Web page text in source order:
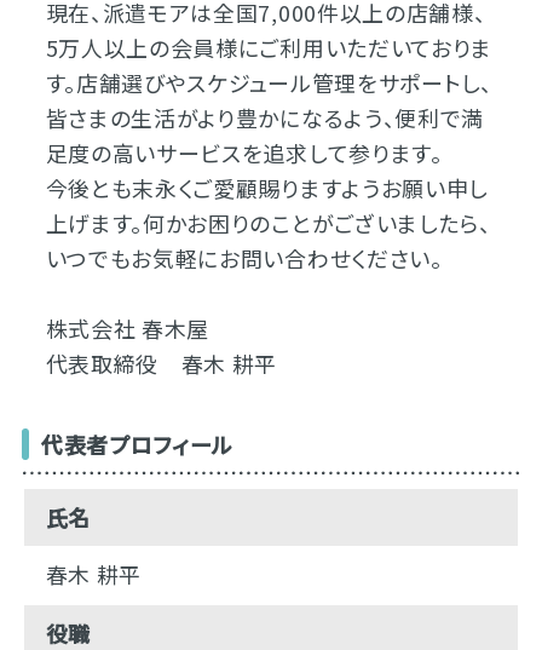
現在、派遣モアは全国7,000件以上の店舗様、
5万人以上の会員様にご利用いただいておりま
す。店舗選びやスケジュール管理をサポートし、
皆さまの生活がより豊かになるよう、便利で満
足度の高いサービスを追求して参ります。
今後とも末永くご愛顧賜りますようお願い申し
上げます。何かお困りのことがございましたら、
いつでもお気軽にお問い合わせください。
株式会社 春木屋
代表取締役 春木 耕平
代表者プロフィール
氏名
春木 耕平
役職